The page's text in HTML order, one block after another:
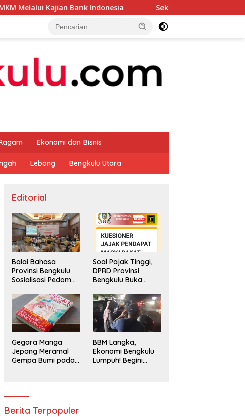
Bank Indonesia Sekda Apresiasi Inspektorat Provinsi
Ekonomi dan Bisnis
Lebong Bengkulu Utara
Editorial
Balai Bahasa
Provinsi Bengkulu
Sosialisasi Pedoman
Penggunaan
Bahasa Indonesia
Soal Pajak Tinggi,
DPRD Provinsi
Bengkulu Buka
Pengaduan
Masyarakat
Gegara Manga
Jepang Meramal
Gempa Bumi pada
BBM Langka,
Ekonomi Bengkulu
Lumpuh! Begini
Berita Terpopuler